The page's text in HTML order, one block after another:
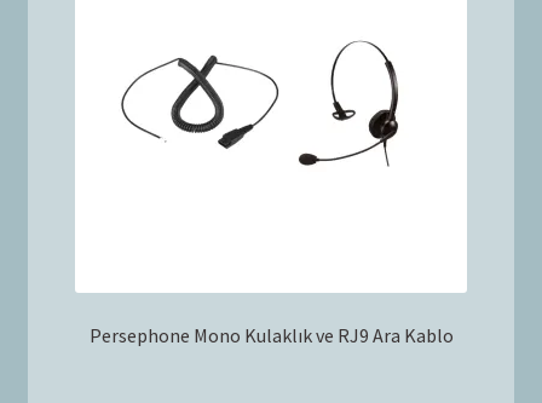
Persephone Mono Kulaklık ve RJ9 Ara Kablo